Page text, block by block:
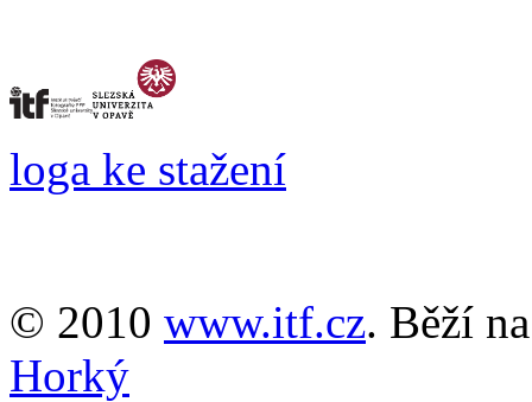
loga ke stažení
© 2010 www.itf.cz. Běží
Horký